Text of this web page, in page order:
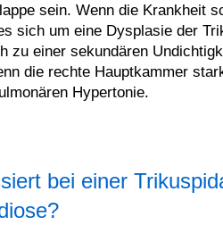
sein. Wenn die Krankheit
sich um eine Dysplasie der
zu einer sekundären
die rechte Hauptkammer
Hypertonie.
bei einer